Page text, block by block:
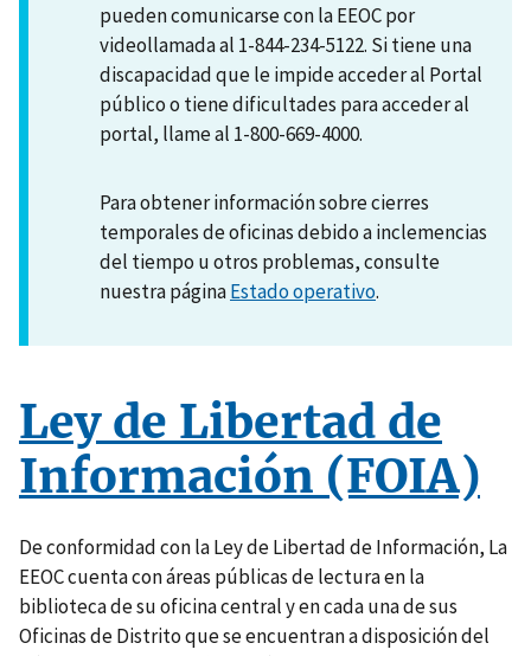
pueden comunicarse con la EEOC por
videollamada al 1-844-234-5122. Si tiene una
discapacidad que le impide acceder al Portal
público o tiene dificultades para acceder al
portal, llame al 1-800-669-4000.
Para obtener información sobre cierres
temporales de oficinas debido a inclemencias
del tiempo u otros problemas, consulte
nuestra páginaEstado operativo.
Ley de Libertad de
Información (FOIA)
De conformidad con la Ley de Libertad de Información, La
EEOC cuenta con áreas públicas de lectura en la
biblioteca de su oficina central y en cada una de sus
Oficinas de Distrito que se encuentran a disposición del